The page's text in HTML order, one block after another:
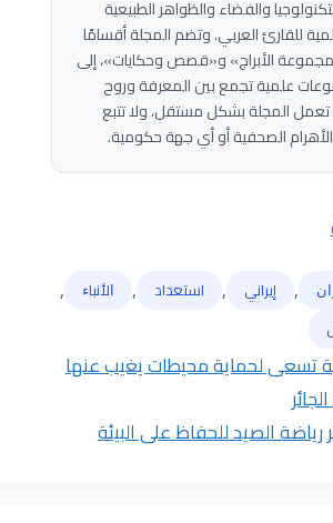
والفضاء والظواهر الطبيعية
للقارئ العربي. وتضم المجلة أقسامًا
الأبراج» و«قصص وحكايات»، إلى
علمية تجمع بين المعرفة وروح
المجلة بشكل مستقل، ولا تتبع
الصحفية أو أي جهة حكومية.
, إيراني , استعداد , ﺍﻷﻧﺒﺎﺀ ,
تسعى لحماية محيطات يغيب عنها
الصيد للحفاظ على البيئة